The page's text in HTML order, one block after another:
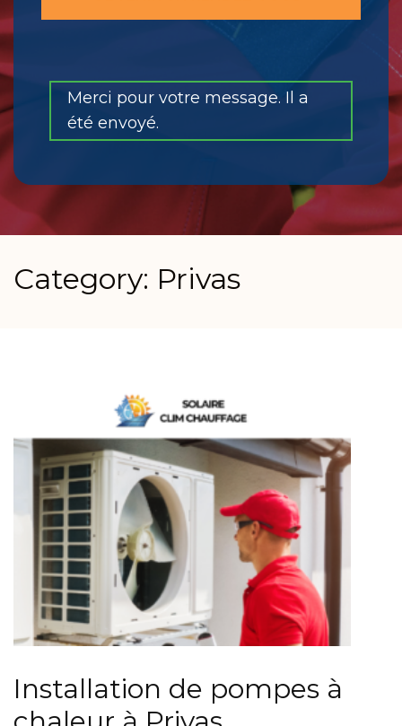
Merci pour votre message. Il a
été envoyé.
Category: Privas
Installation de pompes à